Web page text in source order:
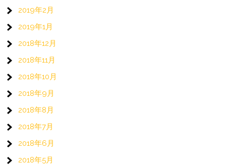
2019年2月
2019年1月
2018年12月
2018年11月
2018年10月
2018年9月
2018年8月
2018年7月
2018年6月
2018年5月